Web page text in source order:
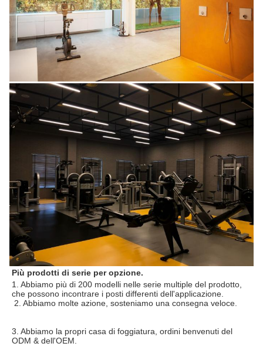
Più prodotti di serie per opzione.
1. Abbiamo più di 200 modelli nelle serie multiple del prodotto,
che possono incontrare i posti differenti dell'applicazione.
2. Abbiamo molte azione, sosteniamo una consegna veloce.
3. Abbiamo la propri casa di foggiatura, ordini benvenuti del
ODM & dell'OEM.